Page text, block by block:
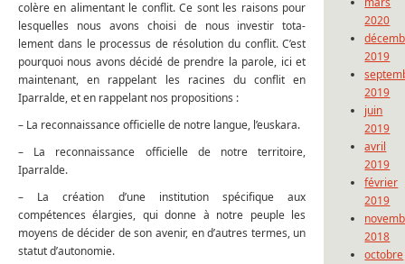
colère en alimentant le conflit. Ce sont les raisons pour
lesquelles nous avons choisi de nous investir tota-
lement dans le processus de résolution du conflit. C’est
pourquoi nous avons décidé de prendre la parole, ici et
maintenant, en rappelant les racines du conflit en
Iparralde, et en rappelant nos propositions :
– La reconnaissance officielle de notre langue, l’euskara.
– La reconnaissance officielle de notre territoire,
Iparralde.
– La création d’une institution spécifique aux
compétences élargies, qui donne à notre peuple les
moyens de décider de son avenir, en d’autres termes, un
statut d’autonomie.
2020
2019
2019
juin
2019
avril
2019
février
2019
2018
octobre